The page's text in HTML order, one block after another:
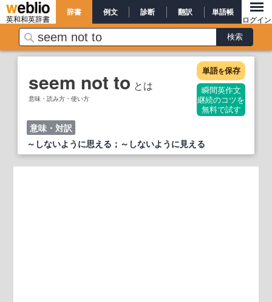
英和和英辞書
辞書 例文 診断 翻訳 単語帳
ログイン
seem not to とは
意味・読み方・使い方
単語を保存
瞬間英作文
継続のコツを
無料で試す
意味・対訳
～しないように思える；～しないように見える